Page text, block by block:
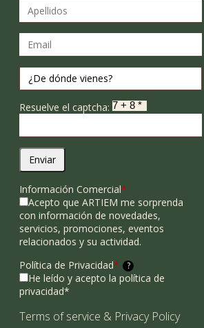
Resuelve el captcha:
Enviar
Información Comercial*
Acepto que ARTIEM me sorprenda
con información de novedades,
servicios, promociones, eventos
relacionados y su actividad.
Política de Privacidad* ?
He leído y acepto la política de
privacidad*
Terms of service & Privacy Policy